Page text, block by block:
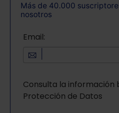
Más de 40.000
nosotros
Email:
Consulta la información
Protección de Datos